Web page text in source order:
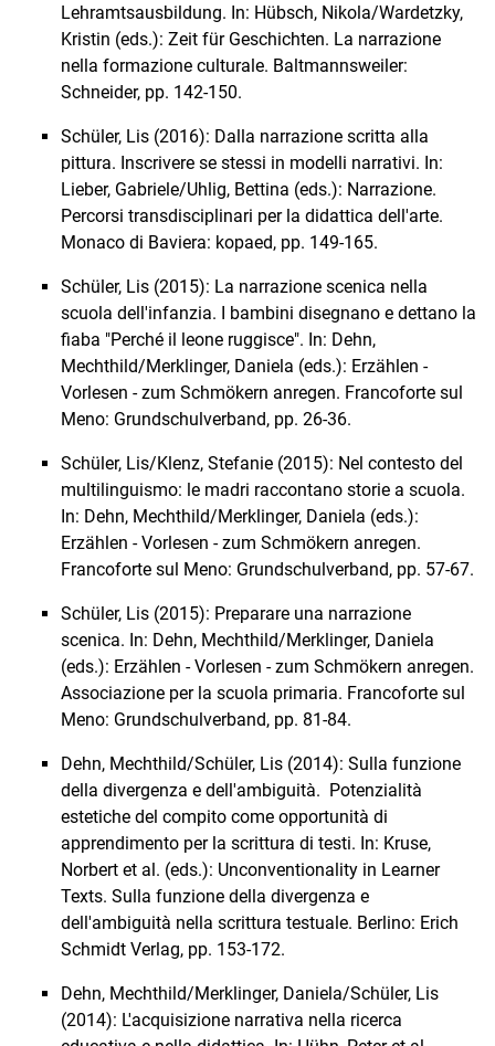
Lehramtsausbildung. In: Hübsch, Nikola/Wardetzky,
Kristin (eds.): Zeit für Geschichten. La narrazione
nella formazione culturale. Baltmannsweiler:
Schneider, pp. 142-150.
Schüler, Lis (2016): Dalla narrazione scritta alla
pittura. Inscrivere se stessi in modelli narrativi. In:
Lieber, Gabriele/Uhlig, Bettina (eds.): Narrazione.
Percorsi transdisciplinari per la didattica dell'arte.
Monaco di Baviera: kopaed, pp. 149-165.
Schüler, Lis (2015): La narrazione scenica nella
scuola dell'infanzia. I bambini disegnano e dettano la
fiaba "Perché il leone ruggisce". In: Dehn,
Mechthild/Merklinger, Daniela (eds.): Erzählen -
Vorlesen - zum Schmökern anregen. Francoforte sul
Meno: Grundschulverband, pp. 26-36.
Schüler, Lis/Klenz, Stefanie (2015): Nel contesto del
multilinguismo: le madri raccontano storie a scuola.
In: Dehn, Mechthild/Merklinger, Daniela (eds.):
Erzählen - Vorlesen - zum Schmökern anregen.
Francoforte sul Meno: Grundschulverband, pp. 57-67.
Schüler, Lis (2015): Preparare una narrazione
scenica. In: Dehn, Mechthild/Merklinger, Daniela
(eds.): Erzählen - Vorlesen - zum Schmökern anregen.
Associazione per la scuola primaria. Francoforte sul
Meno: Grundschulverband, pp. 81-84.
Dehn, Mechthild/Schüler, Lis (2014): Sulla funzione
della divergenza e dell'ambiguità. Potenzialità
estetiche del compito come opportunità di
apprendimento per la scrittura di testi. In: Kruse,
Norbert et al. (eds.): Unconventionality in Learner
Texts. Sulla funzione della divergenza e
dell'ambiguità nella scrittura testuale. Berlino: Erich
Schmidt Verlag, pp. 153-172.
Dehn, Mechthild/Merklinger, Daniela/Schüler, Lis
(2014): L'acquisizione narrativa nella ricerca